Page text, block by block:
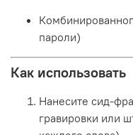
пароли)
Как использовать
Нанесите сид-
гравировки или